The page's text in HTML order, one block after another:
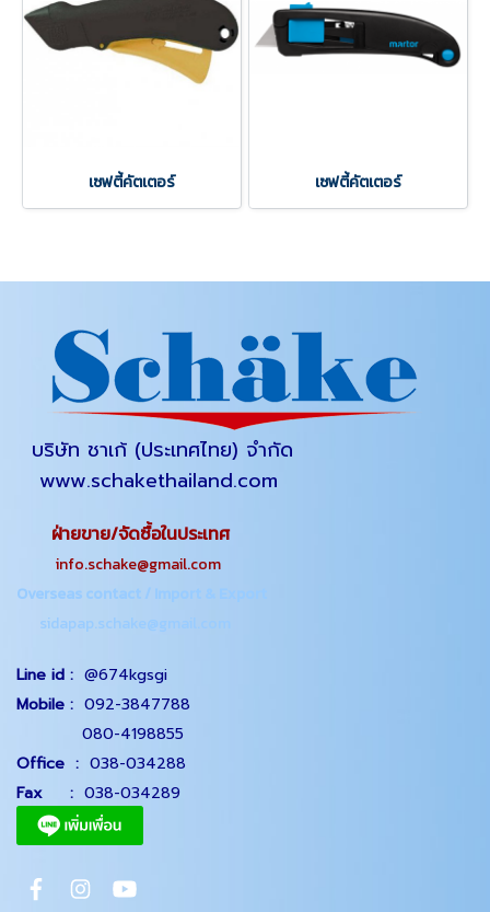
เซฟตี้คัตเตอร์ เซฟตี้คัตเตอร์
บริษัท ชาเก้ (ประเทศไทย) จำกัด
www.schakethailand.com
ฝ่ายขาย/จัดซื้อในประเทศ
info.schake@gmail.com
Overseas contact / Import & Export
sidapap.schake@gmail.com
Line id : @674kgsgi
Mobile : 092-3847788
080-4198855
Office : 038-034288
Fax : 038-034289